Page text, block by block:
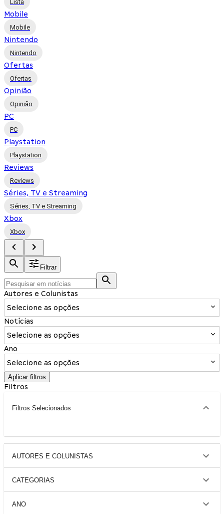
Lista
Mobile
Mobile
Nintendo
Nintendo
Ofertas
Ofertas
Opinião
Opinião
PC
PC
Playstation
Playstation
Reviews
Reviews
Séries, TV e Streaming
Séries, TV e Streaming
Xbox
Xbox
Filtrar
Autores e Colunistas
Selecione as opções
Notícias
Selecione as opções
Ano
Selecione as opções
Aplicar filtros
Filtros
Filtros Selecionados
AUTORES E COLUNISTAS
CATEGORIAS
ANO